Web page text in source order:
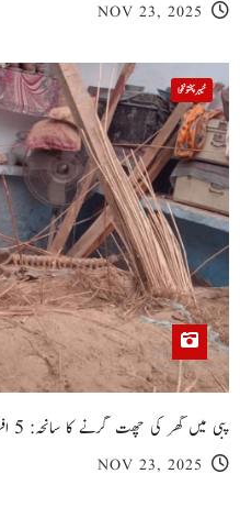
NOV 23, 2025
خیبر پختونخوا
پبی میں گھر کی چھت گرنے کا سانحہ: 5 افراد جان کی بازی ہار گئے، 3 زخمی
NOV 23, 2025